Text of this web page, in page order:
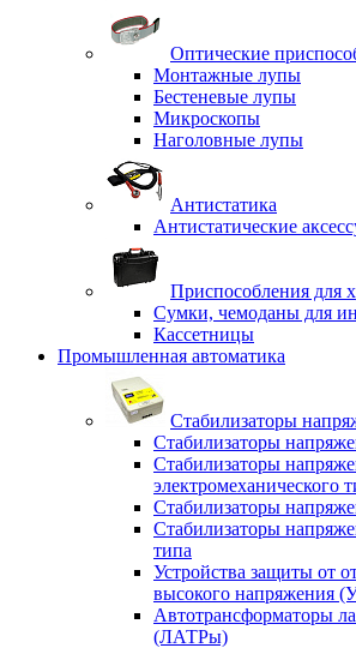
Оптические
Монтажные лупы
Бестеневые лупы
Микроскопы
Наголовные лупы
Антистатика
Антистатические
Приспособления для
Сумки, чемоданы для
Кассетницы
Промышленная автоматика
Стабилизаторы
Стабилизаторы
Стабилизаторы
электромеханического
Стабилизаторы
Стабилизаторы
типа
Устройства защиты от
высокого напряжения
Автотрансформаторы
(ЛАТРы)